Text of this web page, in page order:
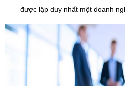
được lập duy nhất một doanh